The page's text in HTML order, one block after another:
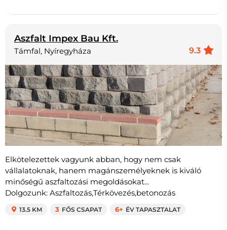
Aszfalt Impex Bau Kft.
9.3
Támfal, Nyíregyháza
Elkötelezettek vagyunk abban, hogy nem csak
vállalatoknak, hanem magánszemélyeknek is kiváló
minőségű aszfaltozási megoldásokat...
Dolgozunk: Aszfaltozás,Térkövezés,betonozás
13.5 KM 3 FŐS CSAPAT 6+ ÉV TAPASZTALAT